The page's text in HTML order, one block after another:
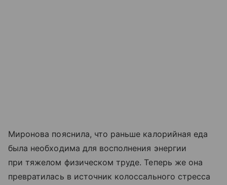
Миронова пояснила, что раньше калорийная еда
была необходима для восполнения энергии
при тяжелом физическом труде. Теперь же она
превратилась в источник колоссального стресса